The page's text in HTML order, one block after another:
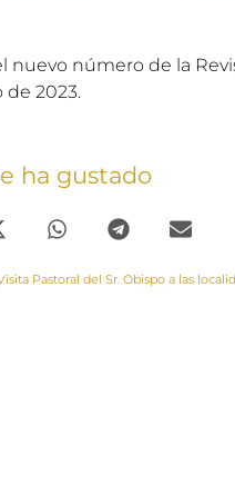
nuevo número de la
2023.
ha gustado